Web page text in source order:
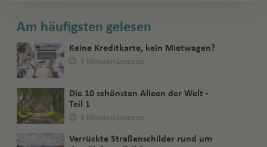
Am häufigsten gelesen
Keine Kreditkarte, kein Mietwagen?
5 Minuten Lesezeit
Die 10 schönsten Alleen der Welt -
Teil 1
5 Minuten Lesezeit
Verrückte Straßenschilder rund um